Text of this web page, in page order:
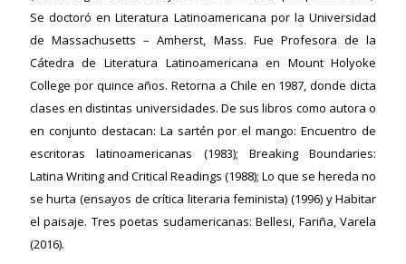
Se doctoró en Literatura Latinoamericana por la Universidad
de Massachusetts – Amherst, Mass. Fue Profesora de la
Cátedra de Literatura Latinoamericana en Mount Holyoke
College por quince años. Retorna a Chile en 1987, donde dicta
clases en distintas universidades. De sus libros como autora o
en conjunto destacan: La sartén por el mango: Encuentro de
escritoras latinoamericanas (1983); Breaking Boundaries:
Latina Writing and Critical Readings (1988); Lo que se hereda no
se hurta (ensayos de crítica literaria feminista) (1996) y Habitar
el paisaje. Tres poetas sudamericanas: Bellesi, Fariña, Varela
(2016).